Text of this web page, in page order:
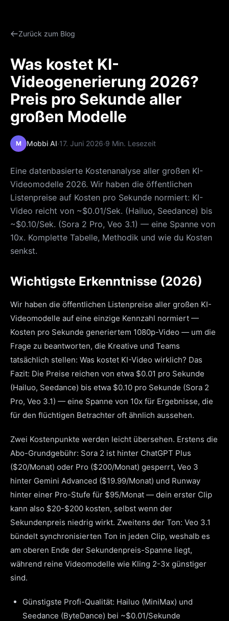
Zurück zum Blog
Was kostet KI-
Videogenerierung 2026?
Preis pro Sekunde aller
großen Modelle
M Mobbi AI·17. Juni 2026·9 Min. Lesezeit
Eine datenbasierte Kostenanalyse aller großen KI-
Videomodelle 2026. Wir haben die öffentlichen
Listenpreise auf Kosten pro Sekunde normiert: KI-
Video reicht von ~$0.01/Sek. (Hailuo, Seedance) bis
~$0.10/Sek. (Sora 2 Pro, Veo 3.1) — eine Spanne von
10x. Komplette Tabelle, Methodik und wie du Kosten
senkst.
Wichtigste Erkenntnisse (2026)
Wir haben die öffentlichen Listenpreise aller großen KI-
Videomodelle auf eine einzige Kennzahl normiert —
Kosten pro Sekunde generiertem 1080p-Video — um die
Frage zu beantworten, die Kreative und Teams
tatsächlich stellen: Was kostet KI-Video wirklich? Das
Fazit: Die Preise reichen von etwa $0.01 pro Sekunde
(Hailuo, Seedance) bis etwa $0.10 pro Sekunde (Sora 2
Pro, Veo 3.1) — eine Spanne von 10x für Ergebnisse, die
für den flüchtigen Betrachter oft ähnlich aussehen.
Zwei Kostenpunkte werden leicht übersehen. Erstens die
Abo-Grundgebühr: Sora 2 ist hinter ChatGPT Plus
($20/Monat) oder Pro ($200/Monat) gesperrt, Veo 3
hinter Gemini Advanced ($19.99/Monat) und Runway
hinter einer Pro-Stufe für $95/Monat — dein erster Clip
kann also $20-$200 kosten, selbst wenn der
Sekundenpreis niedrig wirkt. Zweitens der Ton: Veo 3.1
bündelt synchronisierten Ton in jeden Clip, weshalb es
am oberen Ende der Sekundenpreis-Spanne liegt,
während reine Videomodelle wie Kling 2-3x günstiger
sind.
Günstigste Profi-Qualität: Hailuo (MiniMax) und
Seedance (ByteDance) bei ~$0.01/Sekunde